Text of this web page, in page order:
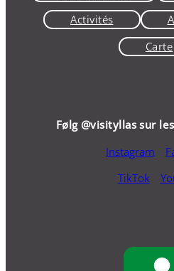
Activités
Carte
Følg @visityllas sur
Instagram
TikTok